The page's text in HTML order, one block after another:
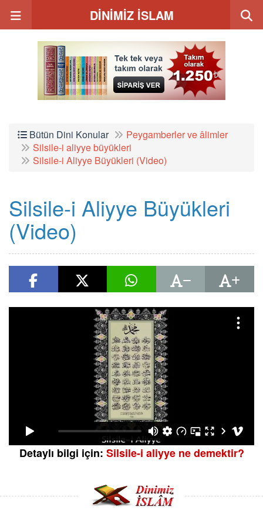
DİNİMİZ İSLAM
Bütün Dini Konular
Peygamberler ve âlimler
Silsile-i aliyye büyükleri
Silsile-i Aliyye Büyükleri (Video)
Silsile-i Aliyye Büyükleri
(Video)
Detaylı bilgi için: Silsile-i aliyye ne demektir?